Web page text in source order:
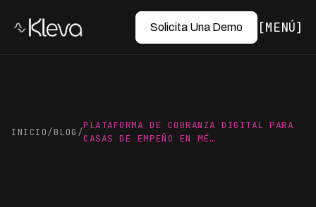
Solicita Una Demo MENÚ
INICIO/BLOG /
PLATAFORMA DE COBRANZA DIGITAL PARA
CASAS DE EMPEÑO EN MÉ…